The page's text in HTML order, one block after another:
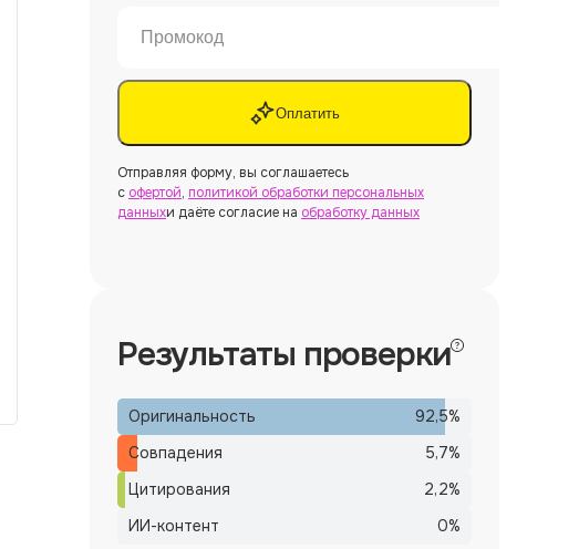
Оплатить
Отправляя форму, вы соглашаетесь
с офертой, политикой обработки персональных
данныхи даёте согласие на обработку данных
Результаты проверки
Оригинальность 92,5%
Совпадения
5,7%
Цитирования
2,2%
ИИ-контент
0%